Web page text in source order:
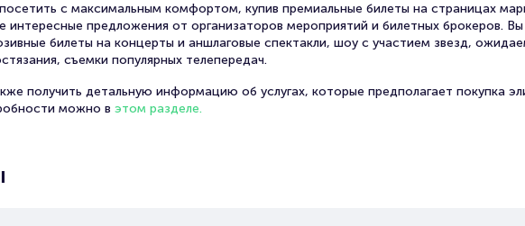
свет в 2006 году в Иванове. Состав участников неоднократно претерпевал
несколько альбомов и мини-альбомов, которые получили признание
активно участвует в различных фестивалях и концертах как в России, так и за
с максимальным комфортом, купив премиальные билеты на страницах
предложения от организаторов мероприятий и билетных брокеров.
билеты на концерты и аншлаговые спектакли, шоу с участием звезд,
съемки популярных телепередач.
получить детальную информацию об услугах, которые предполагает покупка
можно в этом разделе.